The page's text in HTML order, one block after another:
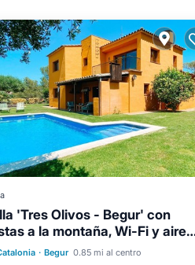
'Tres Olivos - Begur' con
a la montaña, Wi-Fi y aire
· Begur 0.85 mi al centro
Piscina privada
Aparcamiento
Piscina
Balcón/Terraza